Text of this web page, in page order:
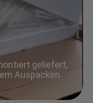
geliefert,
Auspacken